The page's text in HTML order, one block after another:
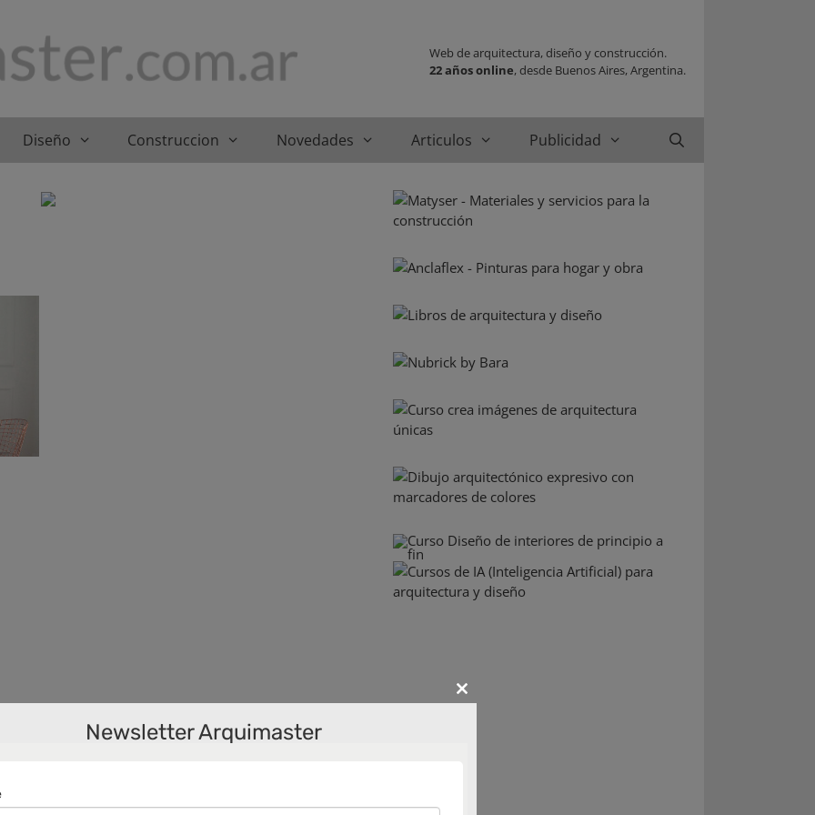
Web de arquitectura, diseño y construcción.
22 años online, desde Buenos Aires, Argentina.
Diseño Construccion Novedades Articulos Publicidad
Close
Newsletter Arquimaster